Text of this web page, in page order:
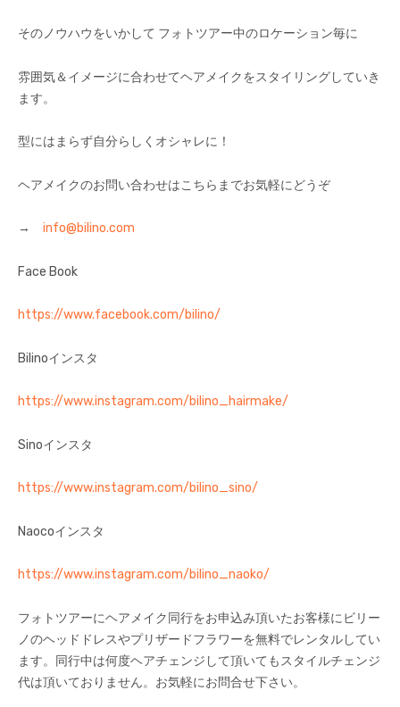
そのノウハウをいかして フォトツアー中のロケーション毎に
雰囲気＆イメージに合わせてヘアメイクをスタイリングしていき
ます。
型にはまらず自分らしくオシャレに！
ヘアメイクのお問い合わせはこちらまでお気軽にどうぞ
→ info@bilino.com
Face Book
https://www.facebook.com/bilino/
Bilinoインスタ
https://www.instagram.com/bilino_hairmake/
Sinoインスタ
https://www.instagram.com/bilino_sino/
Naocoインスタ
https://www.instagram.com/bilino_naoko/
フォトツアーにヘアメイク同行をお申込み頂いたお客様にビリー
ノのヘッドドレスやプリザードフラワーを無料でレンタルしてい
ます。同行中は何度ヘアチェンジして頂いてもスタイルチェンジ
代は頂いておりません。お気軽にお問合せ下さい。